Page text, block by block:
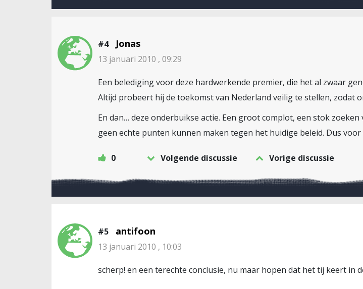
#4 Jonas
13 januari 2010 , 09:29
Een belediging voor deze hardwerkende premier, die het al zwaar
Altijd probeert hij de toekomst van Nederland veilig te stellen, zodat
En dan… deze onderbuikse actie. Een groot complot, een stok
geen echte punten kunnen maken tegen het huidige beleid. Dus
0 Volgende discussie Vorige discussie
#5 antifoon
13 januari 2010 , 10:03
scherp! en een terechte conclusie, nu maar hopen dat het tij keert in